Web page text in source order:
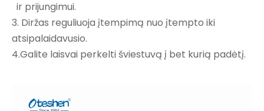
ir prijungimui.
3. Diržas reguliuoja įtempimą nuo įtempto iki
atsipalaidavusio.
4.Galite laisvai perkelti šviestuvą į bet kurią padėtį.